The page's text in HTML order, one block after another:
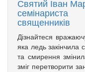
Святий Іван
священників
Дізнайтеся
яка ледь
та смирення
зміг перетворити